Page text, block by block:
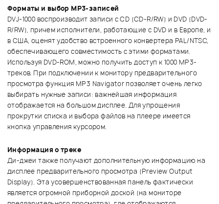
Форматы и выбор MP3-записей
DVJ-1000 воспроизводит записи с CD (CD-R/RW) и DVD (DVD-
R/RW), причем исполнители, работающие с DVD и в Европе, и
в США, оценят удобство встроенного конвертера PAL/NTSC,
обеспечивающего совместимость с этими форматами.
Используя DVD-ROM, можно получить доступ к 1000 MP3-
треков. При подключении к монитору предварительного
просмотра функция MP3 Navigator позволяет очень легко
выбирать нужные записи: важнейшая информация
отображается на большом дисплее. Для упрощения
прокрутки списка и выбора файлов на плеере имеется
кнопка управления курсором.
Информация о треке
Ди-джеи также получают дополнительную информацию на
дисплее предварительного просмотра (Preview Output
Display). Эта усовершенствованная панель фактически
является огромной приборной доской (на мониторе